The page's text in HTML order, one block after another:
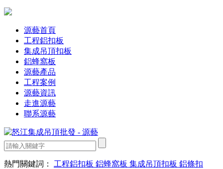
源藝首頁
工程鋁扣板
集成吊頂扣板
鋁蜂窩板
源藝產品
工程案例
源藝資訊
走進源藝
聯系源藝
熱門關鍵詞： 工程鋁扣板 鋁蜂窩板 集成吊頂扣板 鋁條扣